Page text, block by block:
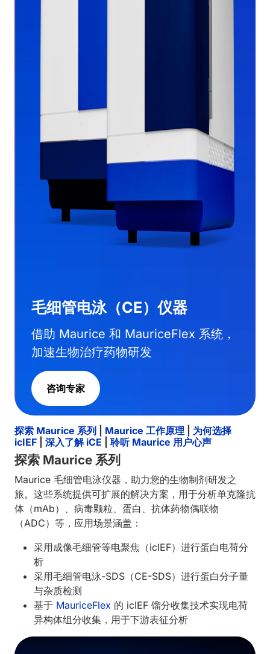
毛细管电泳（CE）仪器
借助 Maurice 和 MauriceFlex 系统，
加速生物治疗药物研发
咨询专家
探索 Maurice 系列 Maurice 工作原理
为何选择
icIEF
深入了解 iCE 聆听 Maurice 用户心声
探索 Maurice 系列
Maurice 毛细管电泳仪器，助力您的生物制剂研发之
旅。这些系统提供可扩展的解决方案，用于分析单克隆抗
体（mAb）、病毒颗粒、蛋白、抗体药物偶联物
（ADC）等，应用场景涵盖：
采用成像毛细管等电聚焦（icIEF）进行蛋白电荷分
析
采用毛细管电泳-SDS（CE-SDS）进行蛋白分子量
与杂质检测
基于 MauriceFlex 的 icIEF 馏分收集技术实现电荷
异构体组分收集，用于下游表征分析